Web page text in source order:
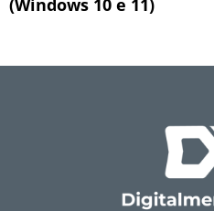
(Windows 10 e 11)